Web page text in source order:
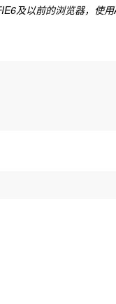
及以前的浏览器，使用